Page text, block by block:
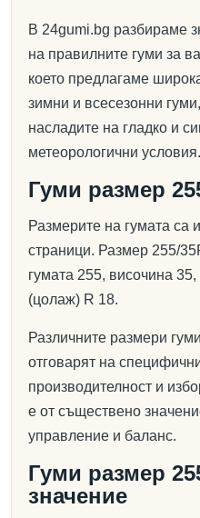
В 24gumi.bg разбираме
на правилните гуми за
което предлагаме
зимни и всесезонни
насладите на гладко и
метеорологични условия.
Гуми размер
Размерите на гумата са
страници. Размер 255/
гумата 255, височина
(цолаж) R 18.
Различните размери
отговарят на
производителност и
е от съществено
управление и баланс.
Гуми размер
значение